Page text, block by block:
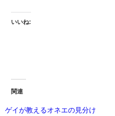
いいね:
関連
ゲイが教えるオネエの見分け